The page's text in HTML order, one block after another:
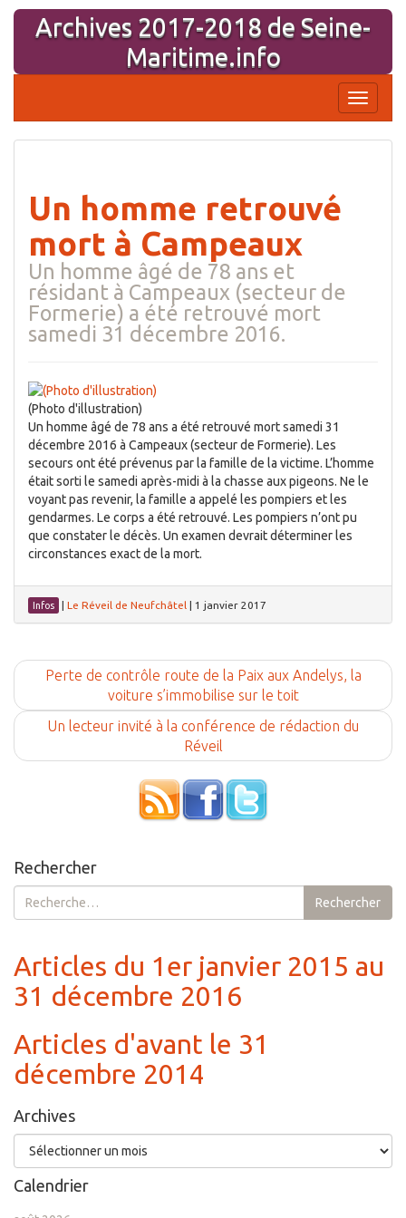
Aller
contenu
Archives 2017-2018 de Seine-
Maritime.info
la
Un homme retrouvé
mort à Campeaux
Un homme âgé de 78 ans et
résidant à Campeaux (secteur de
Formerie) a été retrouvé mort
samedi 31 décembre 2016.
(Photo d'illustration)
Un homme âgé de 78 ans a été retrouvé mort samedi 31
décembre 2016 à Campeaux (secteur de Formerie). Les
secours ont été prévenus par la famille de la victime. L’homme
était sorti le samedi après-midi à la chasse aux pigeons. Ne le
voyant pas revenir, la famille a appelé les pompiers et les
gendarmes. Le corps a été retrouvé. Les pompiers n’ont pu
que constater le décès. Un examen devrait déterminer les
circonstances exact de la mort.
Infos Le Réveil de Neufchâtel 1 janvier 2017
Perte de contrôle route de la Paix aux Andelys, la
voiture s’immobilise sur le toit
Un lecteur invité à la conférence de rédaction du
Réveil
Rechercher
Rechercher :
Rechercher
Articles du 1er janvier 2015 au
31 décembre 2016
Articles d'avant le 31
décembre 2014
Archives
Archives
Calendrier